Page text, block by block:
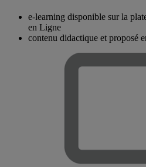
e-learning disponible sur la
en Ligne
contenu didactique et proposé